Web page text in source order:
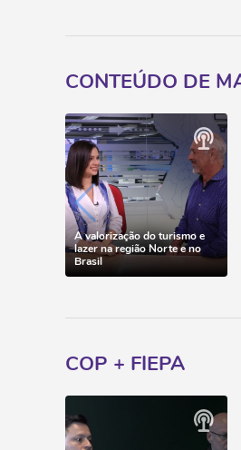
CONTEÚDO DE
A valorização do turismo e
lazer na região Norte e no
Brasil
COP + FIEPA